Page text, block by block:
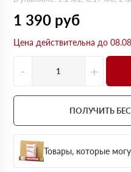
1 390 руб
Цена действительна до
- +
ПОЛУЧИТЬ
Товары, которые